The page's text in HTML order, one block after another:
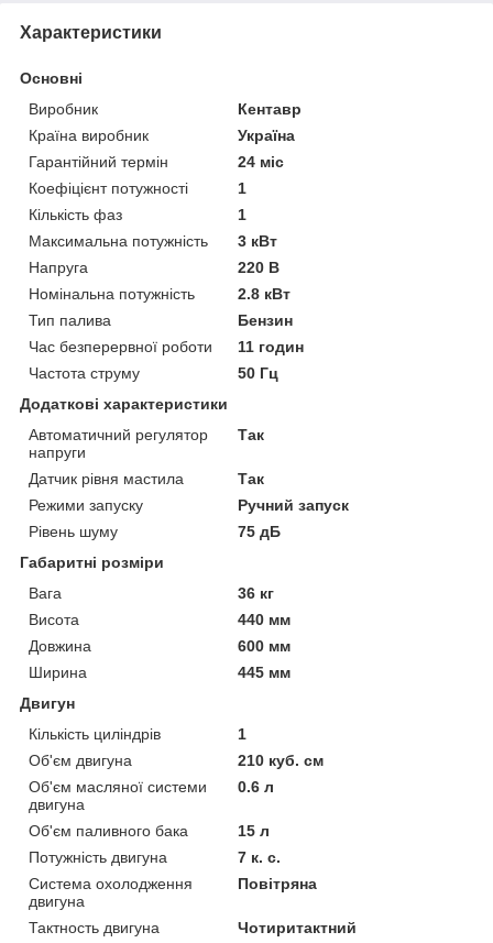
Характеристики
Основні
Виробник
Кентавр
Країна виробник
Україна
Гарантійний термін
24 міс
Коефіцієнт потужності
1
Кількість фаз
1
Максимальна потужність
3 кВт
Напруга
220 В
Номінальна потужність
2.8 кВт
Тип палива
Бензин
Час безперервної роботи
11 годин
Частота струму
50 Гц
Додаткові характеристики
Автоматичний регулятор
напруги
Так
Датчик рівня мастила
Так
Режими запуску
Ручний запуск
Рівень шуму
75 дБ
Габаритні розміри
Вага
36 кг
Висота
440 мм
Довжина
600 мм
Ширина
445 мм
Двигун
Кількість циліндрів
1
Об'єм двигуна
210 куб. см
Об'єм масляної системи
двигуна
0.6 л
Об'єм паливного бака
15 л
Потужність двигуна
7 к. с.
Система охолодження
двигуна
Повітряна
Тактность двигуна
Чотиритактний